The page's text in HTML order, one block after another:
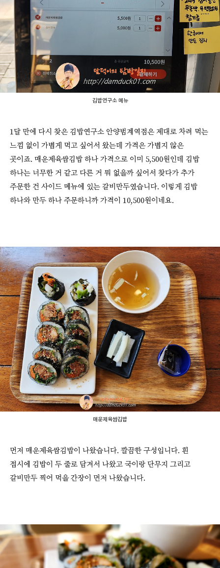
김밥연구소 메뉴
1달 만에 다시 찾은 김밥연구소 안양범계역점은 제대로 차려 먹는
느낌 없이 가볍게 먹고 싶어서 왔는데 가격은 가볍지 않은
곳이죠. 매운제육쌈김밥 하나 가격으로 이미 5,500원인데 김밥
하나는 너무한 거 같고 다른 거 뭐 없을까 싶어서 찾다가 추가
주문한 건 사이드 메뉴에 있는 갈비만두였습니다. 이렇게 김밥
하나와 만두 하나 주문하니까 가격이 10,500원이네요.
매운제육쌈김밥
먼저 매운제육쌈김밥이 나왔습니다. 깔끔한 구성입니다. 흰
접시에 김밥이 두 줄로 담겨서 나왔고 국이랑 단무지 그리고
갈비만두 찍어 먹을 간장이 먼저 나왔습니다.